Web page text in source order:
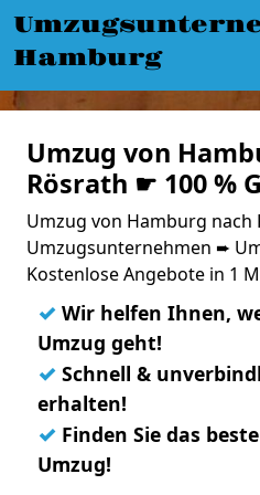
Hamburg
Umzug von
Rösrath ☛ 100 %
Umzug von Hamburg nach
Umzugsunternehmen ➨
Kostenlose Angebote in 1
✓ Wir helfen Ihnen,
Umzug geht!
✓ Schnell &
erhalten!
✓ Finden Sie das
Umzug!